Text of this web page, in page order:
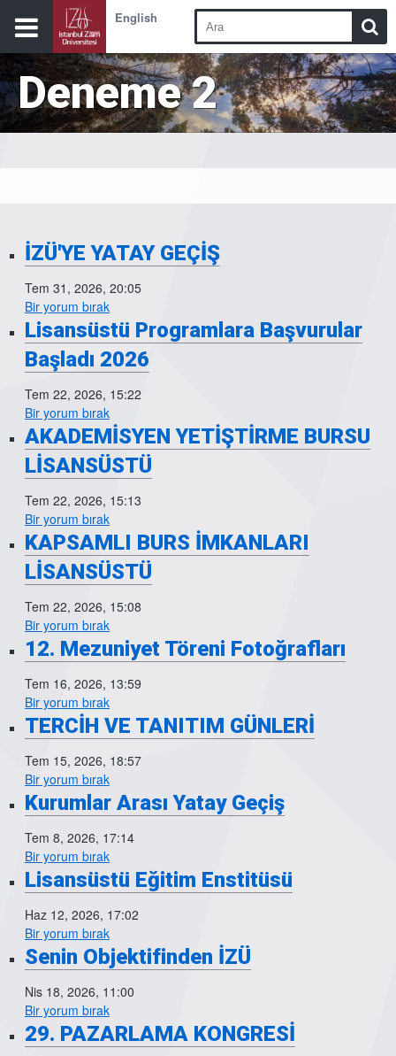
English
Deneme 2
İZÜ'YE YATAY GEÇİŞ
Tem 31, 2026, 20:05
Bir yorum bırak
Lisansüstü Programlara Başvurular
Başladı 2026
Tem 22, 2026, 15:22
Bir yorum bırak
AKADEMİSYEN YETİŞTİRME BURSU
LİSANSÜSTÜ
Tem 22, 2026, 15:13
Bir yorum bırak
KAPSAMLI BURS İMKANLARI
LİSANSÜSTÜ
Tem 22, 2026, 15:08
Bir yorum bırak
12. Mezuniyet Töreni Fotoğrafları
Tem 16, 2026, 13:59
Bir yorum bırak
TERCİH VE TANITIM GÜNLERİ
Tem 15, 2026, 18:57
Bir yorum bırak
Kurumlar Arası Yatay Geçiş
Tem 8, 2026, 17:14
Bir yorum bırak
Lisansüstü Eğitim Enstitüsü
Haz 12, 2026, 17:02
Bir yorum bırak
Senin Objektifinden İZÜ
Nis 18, 2026, 11:00
Bir yorum bırak
29. PAZARLAMA KONGRESİ